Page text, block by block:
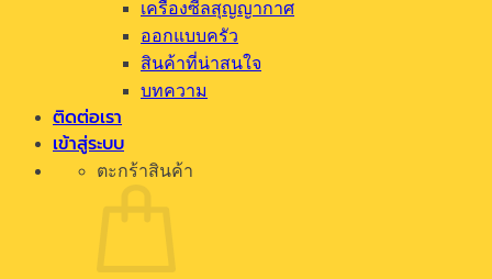
เครื่องซีลสุญญากาศ
ออกแบบครัว
สินค้าที่น่าสนใจ
บทความ
ติดต่อเรา
เข้าสู่ระบบ
ตะกร้าสินค้า